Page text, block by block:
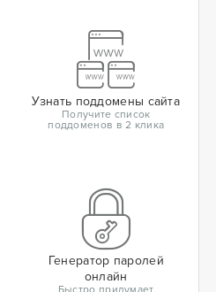
Узнать поддомены сайта
Получите список
поддоменов в 2 клика
Генератор паролей
онлайн